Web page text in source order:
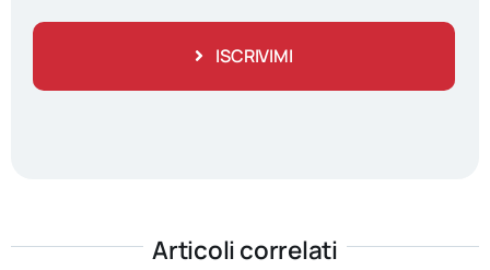
ISCRIVIMI
Articoli correlati